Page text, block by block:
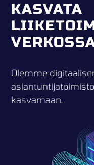
KASVATA
Olemme
kasvamaan.